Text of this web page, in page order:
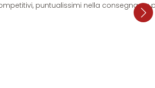
puntualissimi nella consegna. La